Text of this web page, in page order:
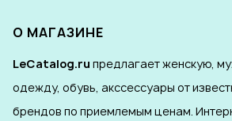
О МАГАЗИНЕ
LeCatalog.ru предлагает женскую,
одежду, обувь, акссессуары от
брендов по приемлемым ценам.